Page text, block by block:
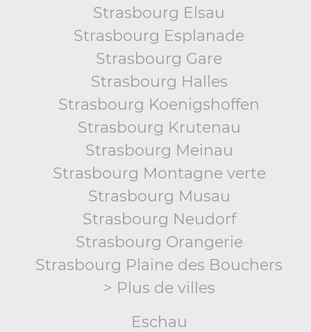
Strasbourg Elsau
Strasbourg Esplanade
Strasbourg Gare
Strasbourg Halles
Strasbourg Koenigshoffen
Strasbourg Krutenau
Strasbourg Meinau
Strasbourg Montagne verte
Strasbourg Musau
Strasbourg Neudorf
Strasbourg Orangerie
Strasbourg Plaine des Bouchers
> Plus de villes
Eschau